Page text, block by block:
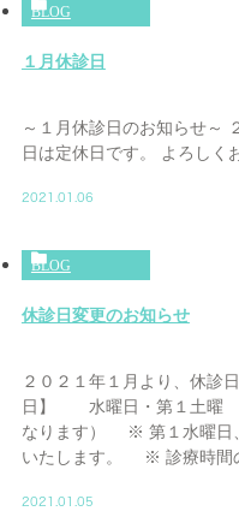
BLOG
１月休診日
～１月休診日のお知らせ～
日は定休日です。 よろしく
2021.01.06
BLOG
休診日変更のお知らせ
２０２１年１月より、休診
日】 水曜日・第１土曜
なります） ※ 第１水曜日
いたします。 ※ 診療時間
2021.01.05